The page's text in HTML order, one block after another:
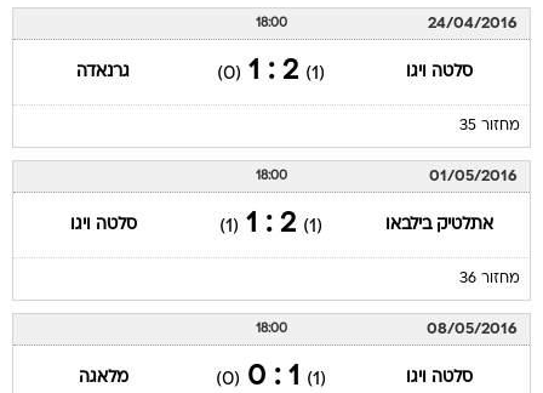
24/04/2016
18:00
סלטה ויגו (1)
2 : 1
(0) גרנאדה
מחזור 35
01/05/2016
18:00
אתלטיק בילבאו (1)
2 : 1
(1) סלטה ויגו
מחזור 36
08/05/2016
18:00
סלטה ויגו (1)
1 : 0
(0) מלאגה